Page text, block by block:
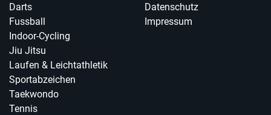
Darts
Fussball
Indoor-Cycling
Jiu Jitsu
Laufen & Leichtathletik
Sportabzeichen
Taekwondo
Tennis
Datenschutz
Impressum